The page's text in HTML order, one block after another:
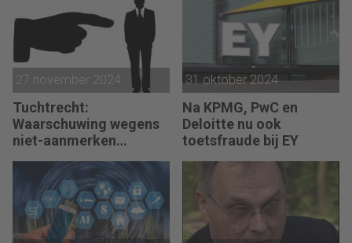
27 november 2024
Tuchtrecht:
Waarschuwing wegens
niet-aanmerken
juridische kosten als
‘significante
aangelegenheid’
31 oktober 2024
Na KPMG, PwC en
Deloitte nu ook
toetsfraude bij EY